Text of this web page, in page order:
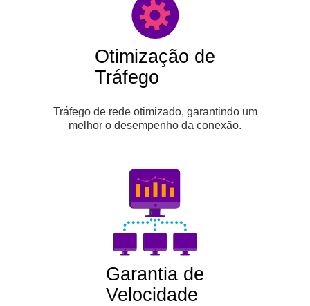
Otimização de
Tráfego
Tráfego de rede otimizado, garantindo um
melhor o desempenho da conexão.
Garantia de
Velocidade